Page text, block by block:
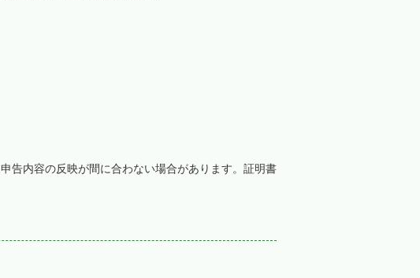
告内容の反映が間に合わない場合があります。証明書